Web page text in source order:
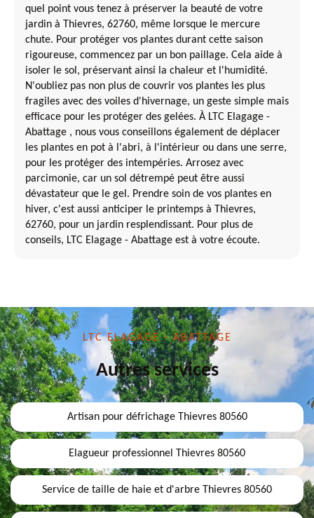
quel point vous tenez à préserver la beauté de votre
jardin à Thievres, 62760, même lorsque le mercure
chute. Pour protéger vos plantes durant cette saison
rigoureuse, commencez par un bon paillage. Cela aide à
isoler le sol, préservant ainsi la chaleur et l'humidité.
N'oubliez pas non plus de couvrir vos plantes les plus
fragiles avec des voiles d'hivernage, un geste simple mais
efficace pour les protéger des gelées. À LTC Elagage -
Abattage , nous vous conseillons également de déplacer
les plantes en pot à l'abri, à l'intérieur ou dans une serre,
pour les protéger des intempéries. Arrosez avec
parcimonie, car un sol détrempé peut être aussi
dévastateur que le gel. Prendre soin de vos plantes en
hiver, c'est aussi anticiper le printemps à Thievres,
62760, pour un jardin resplendissant. Pour plus de
conseils, LTC Elagage - Abattage est à votre écoute.
LTC ELAGAGE - ABATTAGE
Autres services
Artisan pour défrichage Thievres 80560
Elagueur professionnel Thievres 80560
Service de taille de haie et d'arbre Thievres 80560